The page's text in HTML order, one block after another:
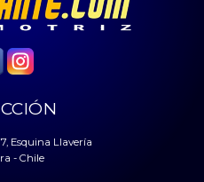
Esquina Llavería
- Chile